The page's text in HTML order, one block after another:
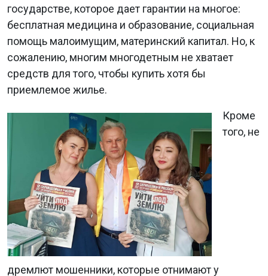
государстве, которое дает гарантии на многое:
бесплатная медицина и образование, социальная
помощь малоимущим, материнский капитал. Но, к
сожалению, многим многодетным не хватает
средств для того, чтобы купить хотя бы
приемлемое жилье.
Кроме
того, не
дремлют мошенники, которые отнимают у